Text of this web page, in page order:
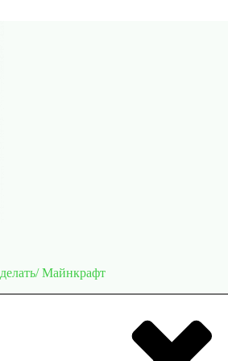
Майнкрафт